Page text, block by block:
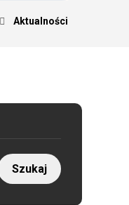
Aktualności